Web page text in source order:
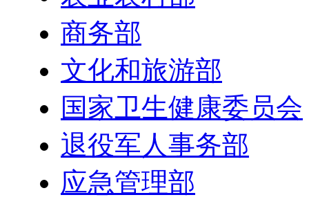
商务部
文化和旅游部
国家卫生健康委员会
退役军人事务部
应急管理部